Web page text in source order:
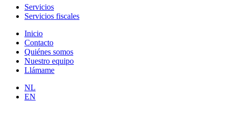
Servicios
Servicios fiscales
Inicio
Contacto
Quiénes somos
Nuestro equipo
Llámame
NL
EN